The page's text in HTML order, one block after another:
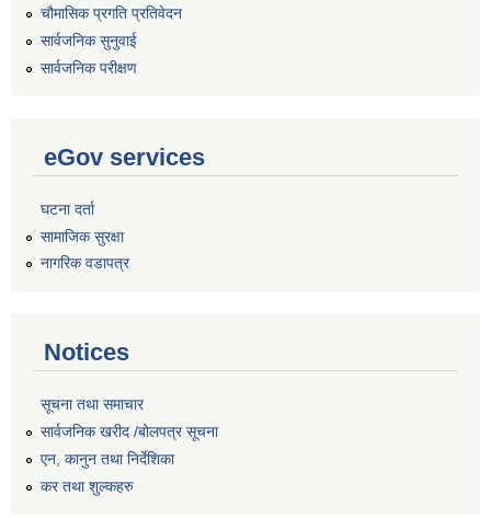
चौमासिक प्रगति प्रतिवेदन
सार्वजनिक सुनुवाई
सार्वजनिक परीक्षण
eGov services
घटना दर्ता
सामाजिक सुरक्षा
नागरिक वडापत्र
Notices
सूचना तथा समाचार
सार्वजनिक खरीद /बोलपत्र सूचना
एन, कानुन तथा निर्देशिका
कर तथा शुल्कहरु